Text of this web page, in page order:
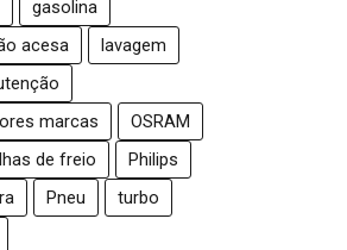
gasolina
acesa
lavagem
marcas
OSRAM
de freio
Philips
Pneu
turbo